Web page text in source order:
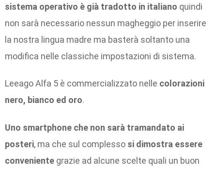
sistema operativo è già tradotto in italiano quindi
non sarà necessario nessun magheggio per inserire
la nostra lingua madre ma basterà soltanto una
modifica nelle classiche impostazioni di sistema.
Leeago Alfa 5 è commercializzato nelle colorazioni
nero, bianco ed oro.
Uno smartphone che non sarà tramandato ai
posteri, ma che sul complesso si dimostra essere
conveniente grazie ad alcune scelte quali un buon